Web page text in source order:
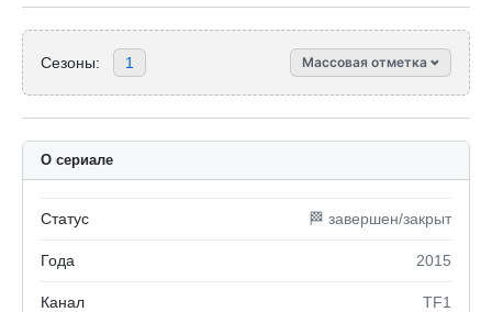
Сезоны: 1 Массовая отметка
О сериале
Статус 🏁 завершен/закрыт
Года 2015
Канал TF1